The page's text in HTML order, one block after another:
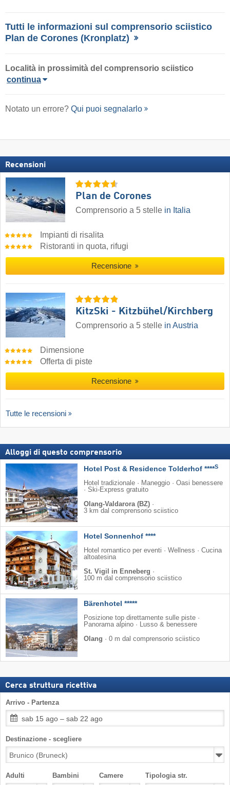
Tutti le informazioni sul comprensorio sciistico
Plan de Corones (Kronplatz)
Località in prossimità del comprensorio sciistico
continua
Notato un errore? Qui puoi segnalarlo
Recensioni
Plan de Corones
Comprensorio a 5 stelle in Italia
Impianti di risalita
Ristoranti in quota, rifugi
Recensione
KitzSki - Kitzbühel/​Kirchberg
Comprensorio a 5 stelle in Austria
Dimensione
Offerta di piste
Recensione
Tutte le recensioni
Alloggi di questo comprensorio
Hotel Post & Residence Tolderhof ****S
Hotel tradizionale · Maneggio · Oasi benessere
· Ski-Express gratuito
Olang-Valdarora (BZ) ·
3 km dal comprensorio sciistico
Hotel Sonnenhof ****
Hotel romantico per eventi · Wellness · Cucina
altoatesina
St. Vigil in Enneberg ·
100 m dal comprensorio sciistico
Bärenhotel *****
Posizione top direttamente sulle piste ·
Panorama alpino · Lusso & benessere
Olang · 0 m dal comprensorio sciistico
Cerca struttura ricettiva
Arrivo - Partenza
sab 15 ago – sab 22 ago
Destinazione - scegliere
Adulti Bambini Camere Tipologia str.